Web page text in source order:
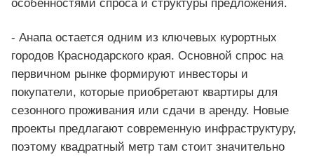
особенностями спроса и структуры предложения.
- Анапа остается одним из ключевых курортных
городов Краснодарского края. Основной спрос на
первичном рынке формируют инвесторы и
покупатели, которые приобретают квартиры для
сезонного проживания или сдачи в аренду. Новые
проекты предлагают современную инфраструктуру,
поэтому квадратный метр там стоит значительно